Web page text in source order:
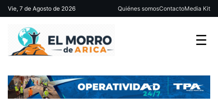
Vie, 7 de Agosto de 2026 Quiénes somosContactoMedia Kit
☰